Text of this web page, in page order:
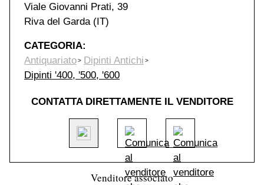
Viale Giovanni Prati, 39
Riva del Garda (IT)
CATEGORIA:
Antiquariato
Dipinti Antichi
Dipinti '400, '500, '600
CONTATTA DIRETTAMENTE IL VENDITORE
Venditore associato